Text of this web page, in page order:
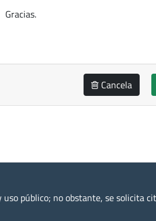
Gracias.
Cancela
público; no obstante, se solicita